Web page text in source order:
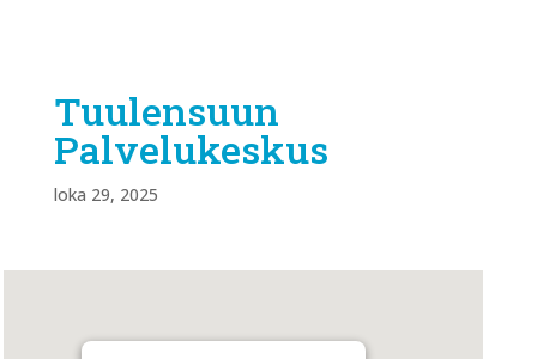
Tuulensuun
Palvelukeskus
loka 29, 2025